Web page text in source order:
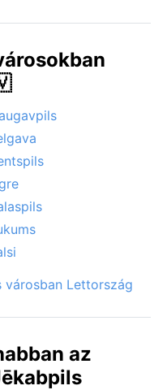
városban Lettország
az